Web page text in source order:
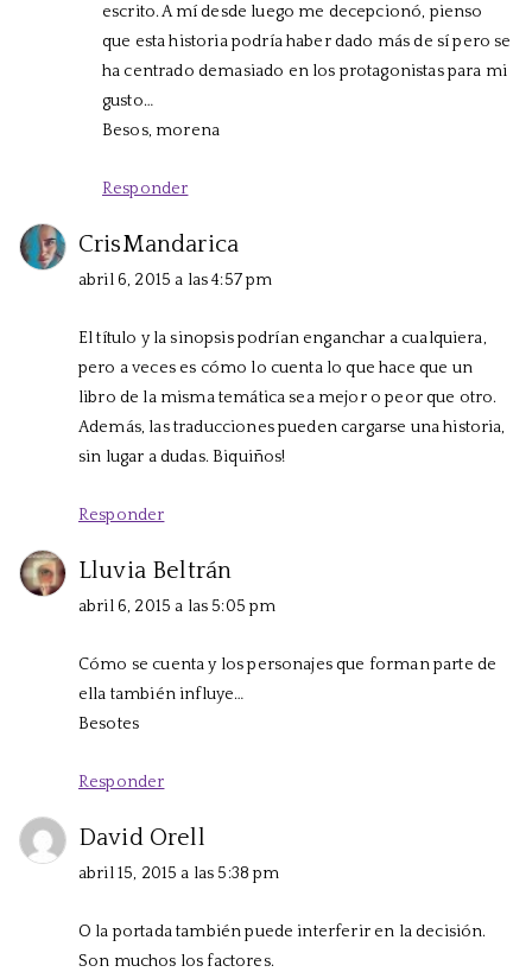
escrito. A mí desde luego me decepcionó, pienso
que esta historia podría haber dado más de sí pero se
ha centrado demasiado en los protagonistas para mi
gusto…
Besos, morena
Responder
CrisMandarica
abril 6, 2015 a las 4:57 pm
El título y la sinopsis podrían enganchar a cualquiera,
pero a veces es cómo lo cuenta lo que hace que un
libro de la misma temática sea mejor o peor que otro.
Además, las traducciones pueden cargarse una historia,
sin lugar a dudas. Biquiños!
Responder
Lluvia Beltrán
abril 6, 2015 a las 5:05 pm
Cómo se cuenta y los personajes que forman parte de
ella también influye…
Besotes
Responder
David Orell
abril 15, 2015 a las 5:38 pm
O la portada también puede interferir en la decisión.
Son muchos los factores.